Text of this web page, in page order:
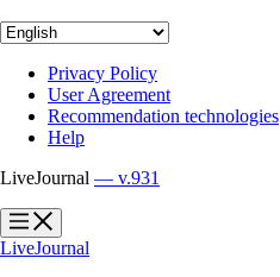
Privacy Policy
User Agreement
Recommendation technologies
Help
LiveJournal — v.931
?
?
LiveJournal